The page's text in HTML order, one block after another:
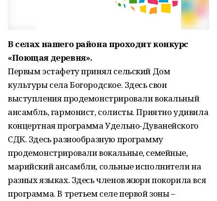
В селах нашего района проходит конкурс
«Поющая деревня».
Первым эстафету принял сельский Дом
культуры села Богородское. Здесь свои
выступления продемонстрировали вокальный
ансамбль, гармонист, солисты. Приятно удивила
концертная программа Удельно-Дуванейского
СДК. Здесь разнообразную программу
продемонстрировали вокальные, семейные,
марийский ансамбли, сольные исполнители на
разных языках. Здесь членов жюри покорила вся
программа. В третьем селе первой зоны –